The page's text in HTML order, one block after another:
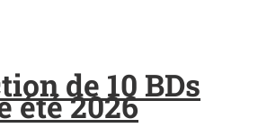
de 10 BDs
été 2026